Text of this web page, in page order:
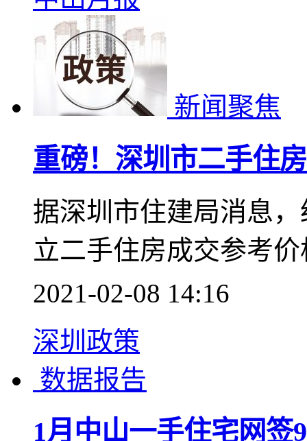
上涨0.4%。2月去化
从各镇区的网签情况
2021-03-02 14:50
中山月报
新闻聚焦
重磅！深圳市二手住
据深圳市住建局消息